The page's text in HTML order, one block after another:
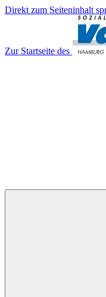
Direkt zum Seiteninhalt
Zur Startseite des